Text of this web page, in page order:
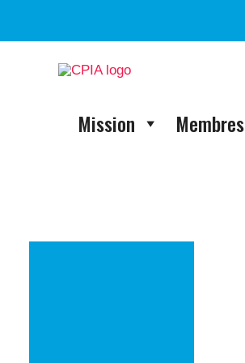
Mission Membres